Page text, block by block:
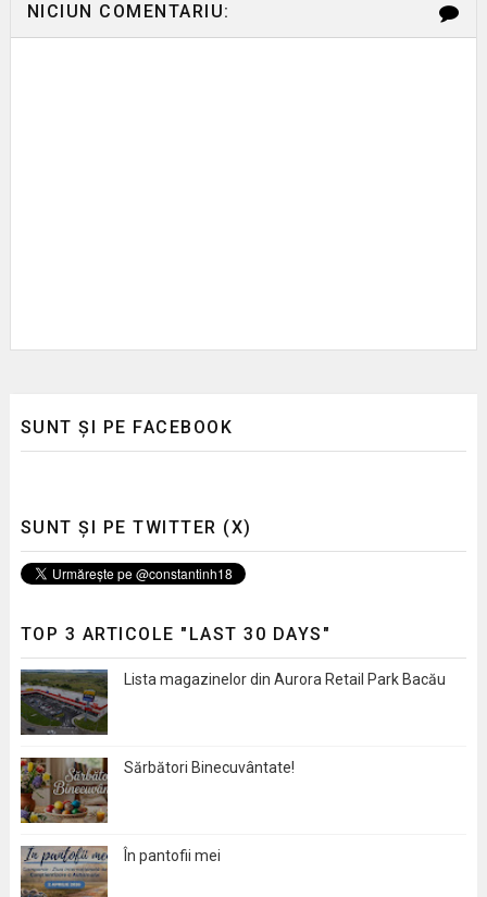
NICIUN COMENTARIU:
SUNT ȘI PE FACEBOOK
SUNT ȘI PE TWITTER (X)
TOP 3 ARTICOLE "LAST 30 DAYS"
Lista magazinelor din Aurora Retail Park Bacău
Sărbători Binecuvântate!
În pantofii mei